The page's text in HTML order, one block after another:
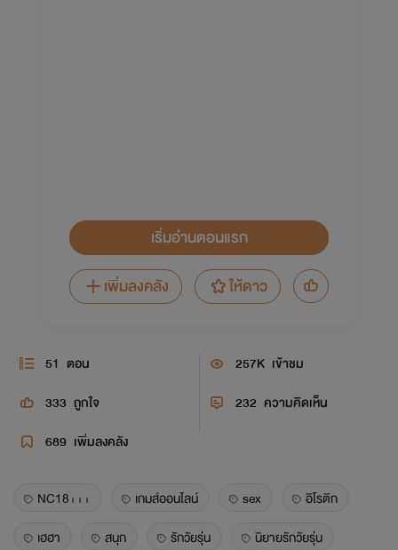
เริ่มอ่านตอนแรก
เพิ่มลงคลัง
ให้ดาว
51 ตอน 257K เข้าชม
333 ถูกใจ 232 ความคิดเห็น
689 เพิ่มลงคลัง
NC18+++ เกมส์ออนไลน์ sex
อิโรติก
เฮฮา
สนุก รักวัยรุ่น
นิยายรักวัยรุ่น